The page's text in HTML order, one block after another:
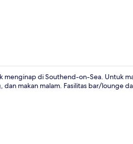
menginap di Southend-on-Sea. Untuk
makan malam. Fasilitas bar/lounge